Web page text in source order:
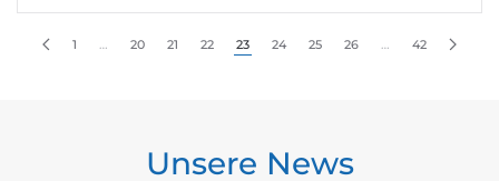
1 20 21 22 23 24 25 26 42
Unsere News